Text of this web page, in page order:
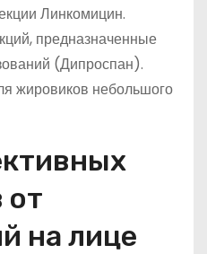
Линкомицин.
предназначенные
(Дипроспан).
жировиков небольшого
от
на лице